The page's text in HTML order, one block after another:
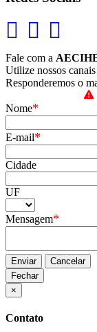
Fale com a
Utilize nossos
Responderemos o
Nome*
E-mail*
Cidade
UF
Mensagem*
Enviar
Cancelar
Fechar
×
Contato